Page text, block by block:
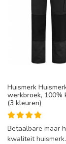
Huismerk
werkbroek, 100%
(3 kleuren)
Betaalbare maar
kwaliteit huismerk